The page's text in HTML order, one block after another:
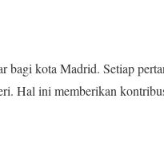
bagi kota Madrid. Setiap
Hal ini memberikan